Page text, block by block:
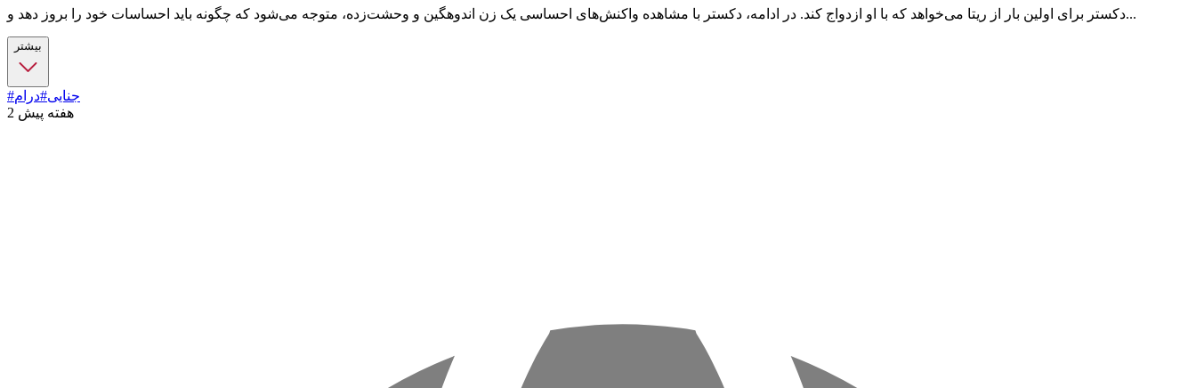
دکستر برای اولین بار از ریتا می‌خواهد که با او ازدواج کند. در ادامه، دکستر با مشاهده واکنش‌های احساسی یک زن اندوهگین و وحشت‌زده، متوجه می‌شود که چگونه باید احساسات خود را بروز دهد و...
بیشتر
#جنایی#درام
2 هفته پیش